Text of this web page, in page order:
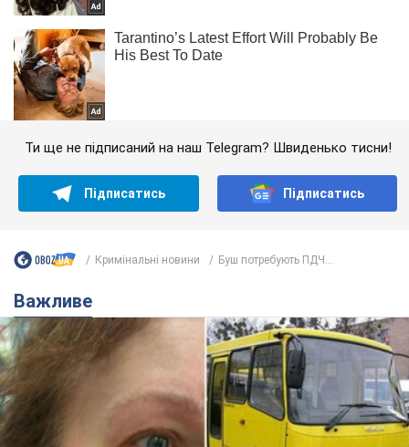
Ти ще не підписаний на наш Telegram? Швиденько тисни!
Підписатись Підписатись
Кримінальні новини Буш потребують ПДЧ...
Важливе